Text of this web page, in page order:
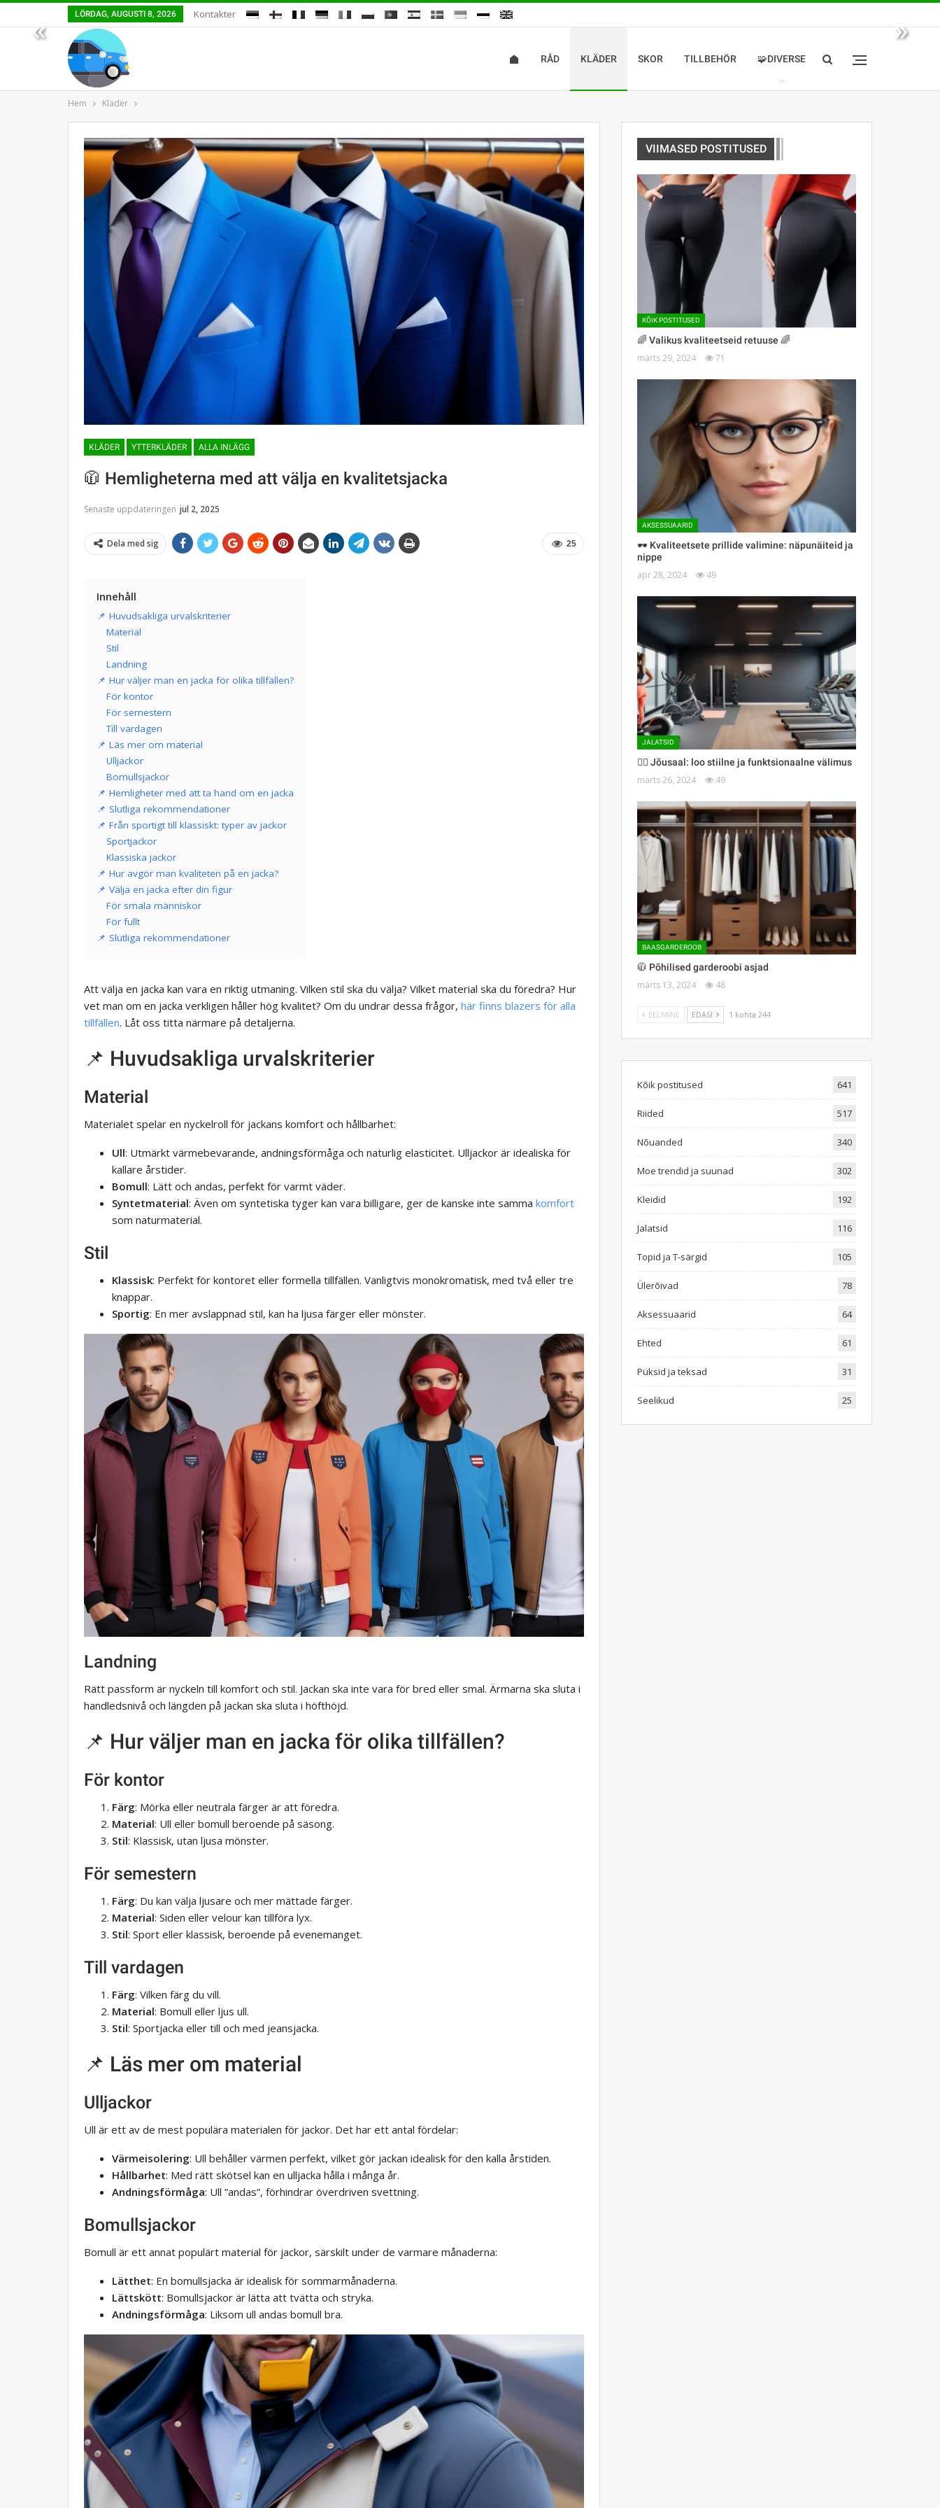
« »
LÖRDAG, AUGUSTI 8, 2026 Kontakter
RÅD KLÄDER SKOR TILLBEHÖR 🧩DIVERSE
Hem Kläder
KLÄDER YTTERKLÄDER ALLA INLÄGG
🧥 Hemligheterna med att välja en kvalitetsjacka
Senaste uppdateringen jul 2, 2025
25
Dela med sig
Innehåll
📌 Huvudsakliga urvalskriterier
Material
Stil
Landning
📌 Hur väljer man en jacka för olika tillfällen?
För kontor
För semestern
Till vardagen
📌 Läs mer om material
Ulljackor
Bomullsjackor
📌 Hemligheter med att ta hand om en jacka
📌 Slutliga rekommendationer
📌 Från sportigt till klassiskt: typer av jackor
Sportjackor
Klassiska jackor
📌 Hur avgör man kvaliteten på en jacka?
📌 Välja en jacka efter din figur
För smala människor
För fullt
📌 Slutliga rekommendationer
Att välja en jacka kan vara en riktig utmaning. Vilken stil ska du välja? Vilket material ska du föredra? Hur
vet man om en jacka verkligen håller hög kvalitet? Om du undrar dessa frågor, här finns blazers för alla
tillfällen. Låt oss titta närmare på detaljerna.
📌 Huvudsakliga urvalskriterier
Material
Materialet spelar en nyckelroll för jackans komfort och hållbarhet:
Ull: Utmärkt värmebevarande, andningsförmåga och naturlig elasticitet. Ulljackor är idealiska för
kallare årstider.
Bomull: Lätt och andas, perfekt för varmt väder.
Syntetmaterial: Även om syntetiska tyger kan vara billigare, ger de kanske inte samma komfort
som naturmaterial.
Stil
Klassisk: Perfekt för kontoret eller formella tillfällen. Vanligtvis monokromatisk, med två eller tre
knappar.
Sportig: En mer avslappnad stil, kan ha ljusa färger eller mönster.
Landning
Rätt passform är nyckeln till komfort och stil. Jackan ska inte vara för bred eller smal. Ärmarna ska sluta i
handledsnivå och längden på jackan ska sluta i höfthöjd.
📌 Hur väljer man en jacka för olika tillfällen?
För kontor
Färg: Mörka eller neutrala färger är att föredra.
Material: Ull eller bomull beroende på säsong.
Stil: Klassisk, utan ljusa mönster.
För semestern
Färg: Du kan välja ljusare och mer mättade färger.
Material: Siden eller velour kan tillföra lyx.
Stil: Sport eller klassisk, beroende på evenemanget.
Till vardagen
Färg: Vilken färg du vill.
Material: Bomull eller ljus ull.
Stil: Sportjacka eller till och med jeansjacka.
📌 Läs mer om material
Ulljackor
Ull är ett av de mest populära materialen för jackor. Det har ett antal fördelar:
Värmeisolering: Ull behåller värmen perfekt, vilket gör jackan idealisk för den kalla årstiden.
Hållbarhet: Med rätt skötsel kan en ulljacka hålla i många år.
Andningsförmåga: Ull ”andas”, förhindrar överdriven svettning.
Bomullsjackor
Bomull är ett annat populärt material för jackor, särskilt under de varmare månaderna:
Lätthet: En bomullsjacka är idealisk för sommarmånaderna.
Lättskött: Bomullsjackor är lätta att tvätta och stryka.
Andningsförmåga: Liksom ull andas bomull bra.
VIIMASED POSTITUSED
KÕIK POSTITUSED
🌈 Valikus kvaliteetseid retuuse 🌈
märts 29, 2024 71
AKSESSUAARID
🕶 Kvaliteetsete prillide valimine: näpunäiteid ja
nippe
apr 28, 2024 49
JALATSID
🏋️‍♀️ Jõusaal: loo stiilne ja funktsionaalne välimus
märts 26, 2024 49
BAASGARDEROOB
🧥 Põhilised garderoobi asjad
märts 13, 2024 48
EELMINE EDASI 1 kohta 244
Kõik postitused 641
Riided 517
Nõuanded 340
Moe trendid ja suunad 302
Kleidid 192
Jalatsid 116
Topid ja T-särgid 105
Ülerõivad 78
Aksessuaarid 64
Ehted 61
Püksid ja teksad 31
Seelikud 25